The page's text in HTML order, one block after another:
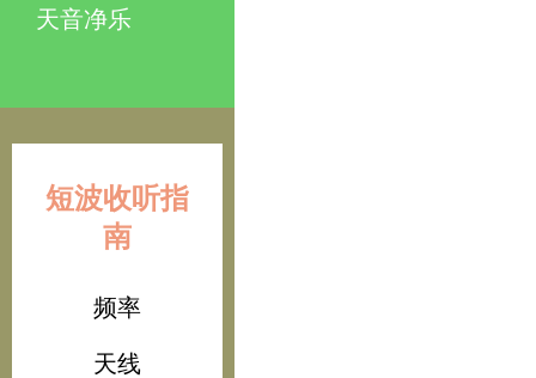
天音净乐
短波收听指
南
频率
天线